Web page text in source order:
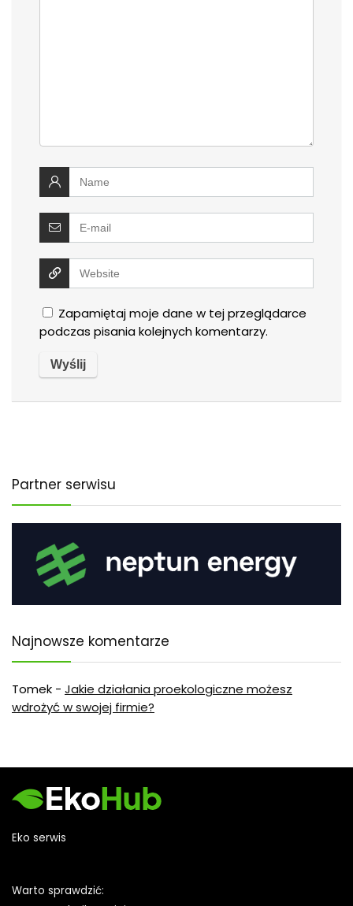
Zapamiętaj moje dane w tej przeglądarce
podczas pisania kolejnych komentarzy.
Partner serwisu
Najnowsze komentarze
Tomek - Jakie działania proekologiczne możesz
wdrożyć w swojej firmie?
Eko serwis
Warto sprawdzić: